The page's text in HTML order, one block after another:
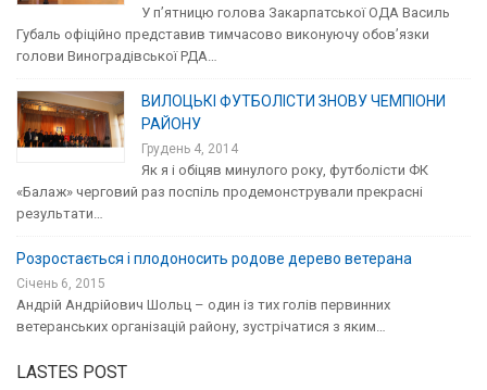
У п’ятницю голова Закарпатської ОДА Василь
Губаль офіційно представив тимчасово виконуючу обов’язки
голови Виноградівської РДА…
ВИЛОЦЬКІ ФУТБОЛІСТИ ЗНОВУ ЧЕМПІОНИ
РАЙОНУ
Грудень 4, 2014
Як я і обіцяв минулого року, футболісти ФК
«Балаж» черговий раз поспіль продемонстрували прекрасні
результати…
Розростається і плодоносить родове дерево ветерана
Січень 6, 2015
Андрій Андрійович Шольц – один із тих голів первинних
ветеранських організацій району, зустрічатися з яким…
LASTES POST